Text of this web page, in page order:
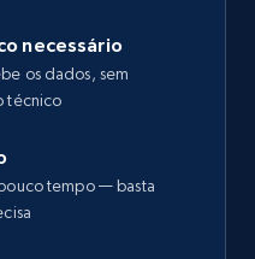
necessário
os dados, sem
técnico
tempo — basta